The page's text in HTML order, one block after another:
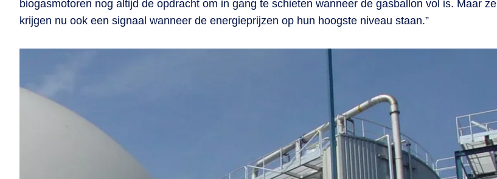
biogasmotoren nog altijd de opdracht om in gang te schieten wanneer de gasballon vol is. Maar ze
krijgen nu ook een signaal wanneer de energieprijzen op hun hoogste niveau staan.”